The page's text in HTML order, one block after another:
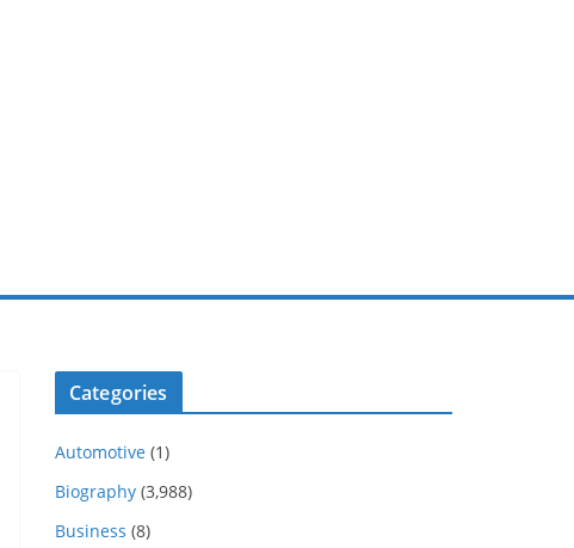
Categories
Automotive (1)
Biography (3,988)
Business (8)